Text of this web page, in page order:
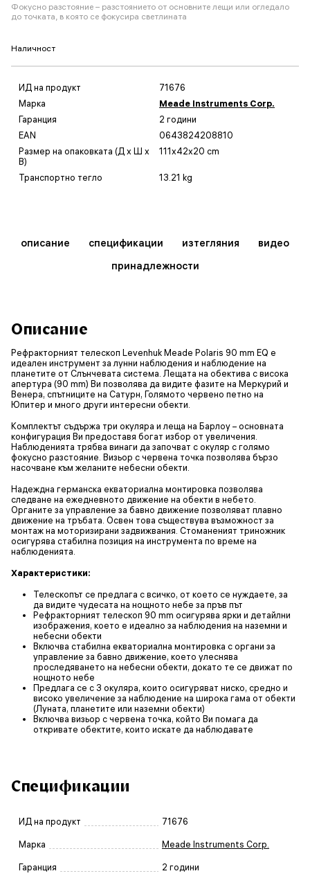
Фокусно разстояние – разстоянието от основните лещи или огледало
до точката, в която се фокусира светлината
Наличност
ИД на продукт
71676
Марка
Meade Instruments Corp.
Гаранция
2 години
EAN
0643824208810
Размер на опаковката (Д x Ш x
В)
111x42x20 cm
Транспортно тегло 13.21 kg
описание спецификации изтегляния
видео
принадлежности
Описание
Рефракторният телескоп Levenhuk Meade Polaris 90 mm EQ е
идеален инструмент за лунни наблюдения и наблюдение на
планетите от Слънчевата система. Лещата на обектива с висока
апертура (90 mm) Ви позволява да видите фазите на Меркурий и
Венера, спътниците на Сатурн, Голямото червено петно на
Юпитер и много други интересни обекти.
Комплектът съдържа три окуляра и леща на Барлоу – основната
конфигурация Ви предоставя богат избор от увеличения.
Наблюденията трябва винаги да започват с окуляр с голямо
фокусно разстояние. Визьор с червена точка позволява бързо
насочване към желаните небесни обекти.
Надеждна германска екваториална монтировка позволява
следване на ежедневното движение на обекти в небето.
Органите за управление за бавно движение позволяват плавно
движение на тръбата. Освен това съществува възможност за
монтаж на моторизирани задвижвания. Стоманеният триножник
осигурява стабилна позиция на инструмента по време на
наблюденията.
Характеристики:
Телескопът се предлага с всичко, от което се нуждаете, за
да видите чудесата на нощното небе за пръв път
Рефракторният телескоп 90 mm осигурява ярки и детайлни
изображения, което е идеално за наблюдения на наземни и
небесни обекти
Включва стабилна екваториална монтировка с органи за
управление за бавно движение, което улеснява
проследяването на небесни обекти, докато те се движат по
нощното небе
Предлага се с 3 окуляра, които осигуряват ниско, средно и
високо увеличение за наблюдение на широка гама от обекти
(Луната, планетите или наземни обекти)
Включва визьор с червена точка, който Ви помага да
откривате обектите, които искате да наблюдавате
Спецификации
ИД на продукт 71676
Марка Meade Instruments Corp.
Гаранция 2 години